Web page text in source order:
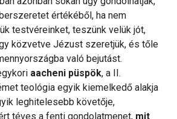
értékéből, ha nem
testvéreinket, teszünk velük jót,
közvetve Jézust szeretjük, és tőle
való bejutást.
aacheni püspök, a II.
teológia egyik kiemelkedő alakja
leghitelesebb követője,
téves a fenti gondolatmenet, mit